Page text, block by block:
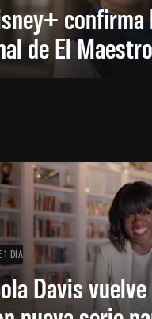
confirma
de El
1 DÍA
Davis